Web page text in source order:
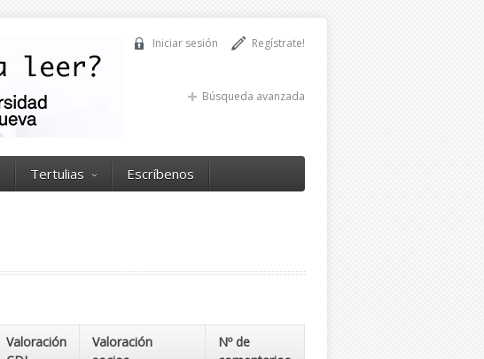
Regístrate!
Iniciar sesión
Búsqueda avanzada
Tertulias Escríbenos
Valoración
Valoración
Nº de